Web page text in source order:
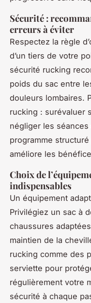
Sécurité :
erreurs à éviter
Respectez la règle
d’un tiers de votre
sécurité rucking
poids du sac entre
douleurs lombaires.
rucking : surévaluer
négliger les séances
programme
améliore les
Choix de
indispensables
Un équipement
Privilégiez un sac à
chaussures
maintien de la
rucking comme des
serviette pour
régulièrement votre
sécurité à chaque